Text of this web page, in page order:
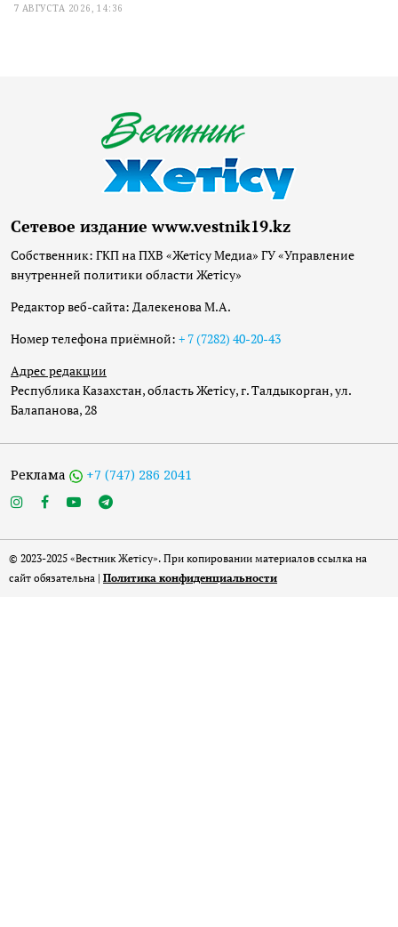
7 АВГУСТА 2026, 14:36
Сетевое издание www.vestnik19.kz
Собственник: ГКП на ПХВ «Жетісу Медиа» ГУ «Управление
внутренней политики области Жетісу»
Редактор веб-сайта: Далекенова М.А.
Номер телефона приёмной: + 7 (7282) 40-20-43
Адрес редакции
Республика Казахстан, область Жетісу, г. Талдыкорган, ул.
Балапанова, 28
Реклама +7 (747) 286 2041
© 2023-2025 «Вестник Жетісу». При копировании материалов ссылка на
сайт обязательна | Политика конфиденциальности